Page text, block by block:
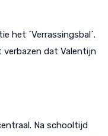
het ´Verrassingsbal´.
verbazen dat Valentijn
Na schooltijd